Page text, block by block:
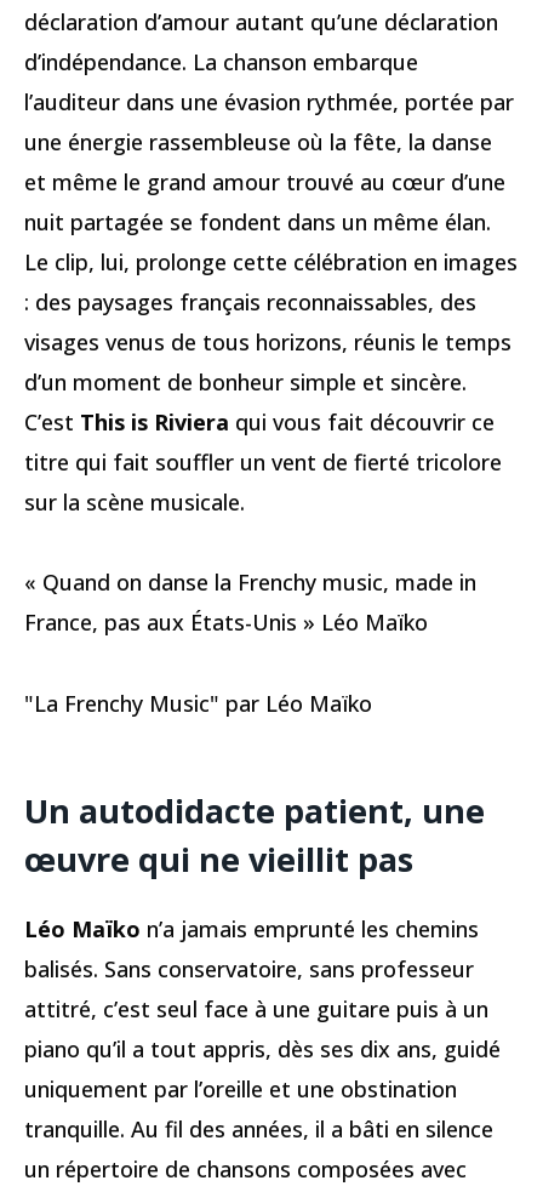
déclaration d’amour autant qu’une déclaration
d’indépendance. La chanson embarque
l’auditeur dans une évasion rythmée, portée par
une énergie rassembleuse où la fête, la danse
et même le grand amour trouvé au cœur d’une
nuit partagée se fondent dans un même élan.
Le clip, lui, prolonge cette célébration en images
: des paysages français reconnaissables, des
visages venus de tous horizons, réunis le temps
d’un moment de bonheur simple et sincère.
C’est This is Riviera qui vous fait découvrir ce
titre qui fait souffler un vent de fierté tricolore
sur la scène musicale.
« Quand on danse la Frenchy music, made in
France, pas aux États-Unis » Léo Maïko
"La Frenchy Music" par Léo Maïko
Un autodidacte patient, une
œuvre qui ne vieillit pas
Léo Maïko n’a jamais emprunté les chemins
balisés. Sans conservatoire, sans professeur
attitré, c’est seul face à une guitare puis à un
piano qu’il a tout appris, dès ses dix ans, guidé
uniquement par l’oreille et une obstination
tranquille. Au fil des années, il a bâti en silence
un répertoire de chansons composées avec